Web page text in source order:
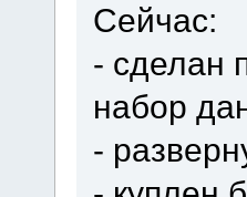
Сейчас:
- сделан
набор
-